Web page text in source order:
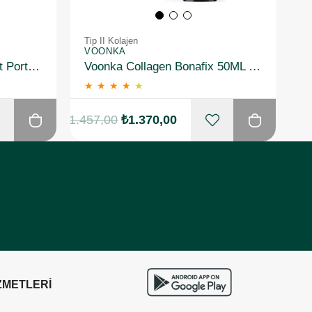
Suda Collagen Fxone Shot Portakal 30 x 40 ml 3 Adet
Tip II Kolajen
VOONKA
Voonka Collagen Bonafix 50ML X 30 Shot
★ ★ ★ ★ ★
₺1.370,00
₺1.457,00